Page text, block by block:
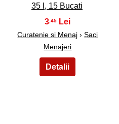
35 l, 15 Bucati
3 ,45
Curatenie si Menaj ›Saci
Menajeri